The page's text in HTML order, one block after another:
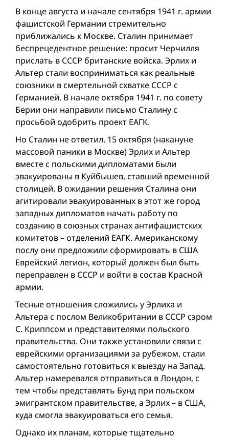
В конце августа и начале сентября 1941 г. армии
фашистской Германии стремительно
приближались к Москве. Сталин принимает
беспрецедентное решение: просит Черчилля
прислать в СССР британские войска. Эрлих и
Альтер стали восприниматься как реальные
союзники в смертельной схватке СССР с
Германией. В начале октября 1941 г. по совету
Берии они направили письмо Сталину с
просьбой одобрить проект ЕАГК.
Но Сталин не ответил. 15 октября (накануне
массовой паники в Москве) Эрлих и Альтер
вместе с польскими дипломатами были
эвакуированы в Куйбышев, ставший временной
столицей. В ожидании решения Сталина они
агитировали эвакуированных в этот же город
западных дипломатов начать работу по
созданию в союзных странах антифашистских
комитетов – отделений ЕАГК. Американскому
послу они предложили сформировать в США
Еврейский легион, который должен был быть
переправлен в СССР и войти в состав Красной
армии.
Тесные отношения сложились у Эрлиха и
Альтерa с послом Великобритании в СССР сэром
С. Криппсом и представителями польского
правительства. Они также установили связи с
еврейскими организациями за рубежом, стали
самостоятельно готовиться к выезду на Запад.
Альтер намеревался отправиться в Лондон, с
тем чтобы представлять Бунд при польском
эмигрантском правительстве, а Эрлих – в США,
куда смогла эвакуироваться его семья.
Однако их планам, которые тщательно